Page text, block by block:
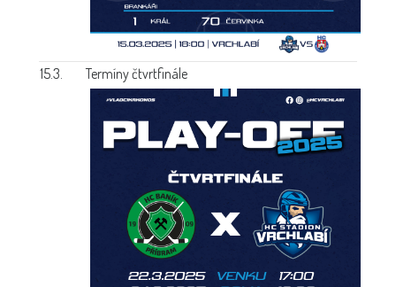
15.3. Termíny čtvrtfinále